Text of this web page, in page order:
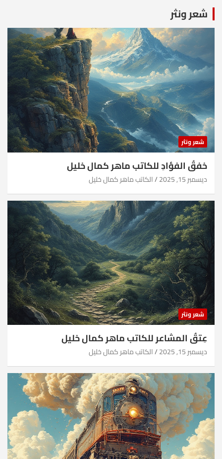
شعر ونثر
شعر ونثر
خفقُ الفؤادِ للكاتب ماهر كمال خليل
ديسمبر 15, 2025 الكاتب ماهر كمال خليل
شعر ونثر
عِتقُ المشاعر للكاتب ماهر كمال خليل
ديسمبر 15, 2025 الكاتب ماهر كمال خليل